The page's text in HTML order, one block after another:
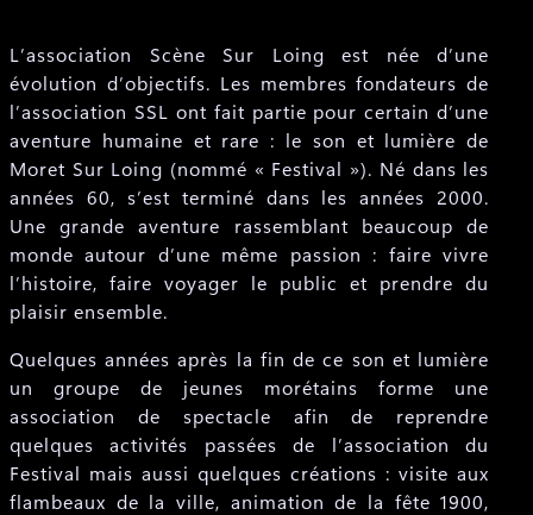
L’association Scène Sur Loing est née d’une
évolution d’objectifs. Les membres fondateurs de
l’association SSL ont fait partie pour certain d’une
aventure humaine et rare : le son et lumière de
Moret Sur Loing (nommé « Festival »). Né dans les
années 60, s’est terminé dans les années 2000.
Une grande aventure rassemblant beaucoup de
monde autour d’une même passion : faire vivre
l’histoire, faire voyager le public et prendre du
plaisir ensemble.
Quelques années après la fin de ce son et lumière
un groupe de jeunes morétains forme une
association de spectacle afin de reprendre
quelques activités passées de l’association du
Festival mais aussi quelques créations : visite aux
flambeaux de la ville, animation de la fête 1900,